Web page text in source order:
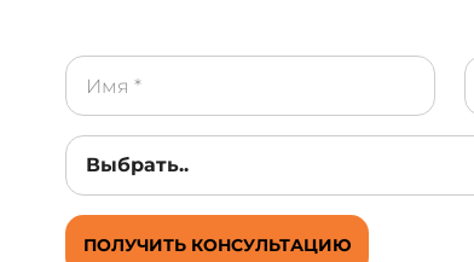
ПОЛУЧИТЬ КОНСУЛЬТАЦИЮ